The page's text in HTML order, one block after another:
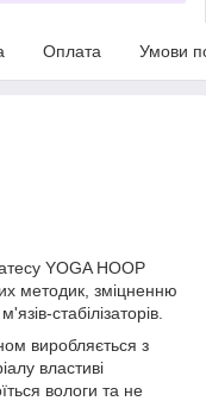
Оплата Умови
YOGA HOOP
методик, зміцненню
стабілізаторів.
виробляється з
властиві
вологи та не